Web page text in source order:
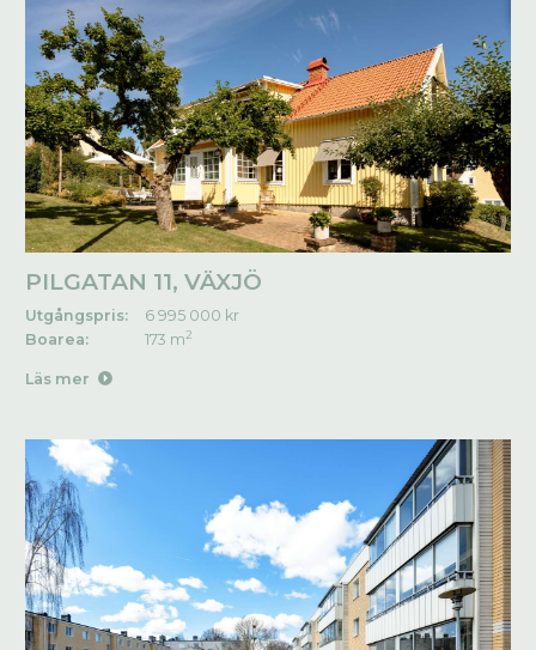
PILGATAN 11, VÄXJÖ
Utgångspris:
6 995 000 kr
Boarea:
173 m2
Läs mer